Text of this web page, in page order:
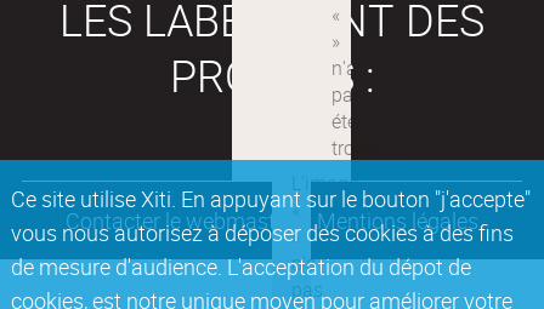
Ce site utilise Xiti. En appuyant sur le bouton "j'accepte"
vous nous autorisez à déposer des cookies à des fins
de mesure d'audience. L'acceptation du dépot de
cookies, est notre unique moyen pour améliorer votre
LES LABEX SONT DES
PROJETS :
Contacter le webmaster Mentions légales